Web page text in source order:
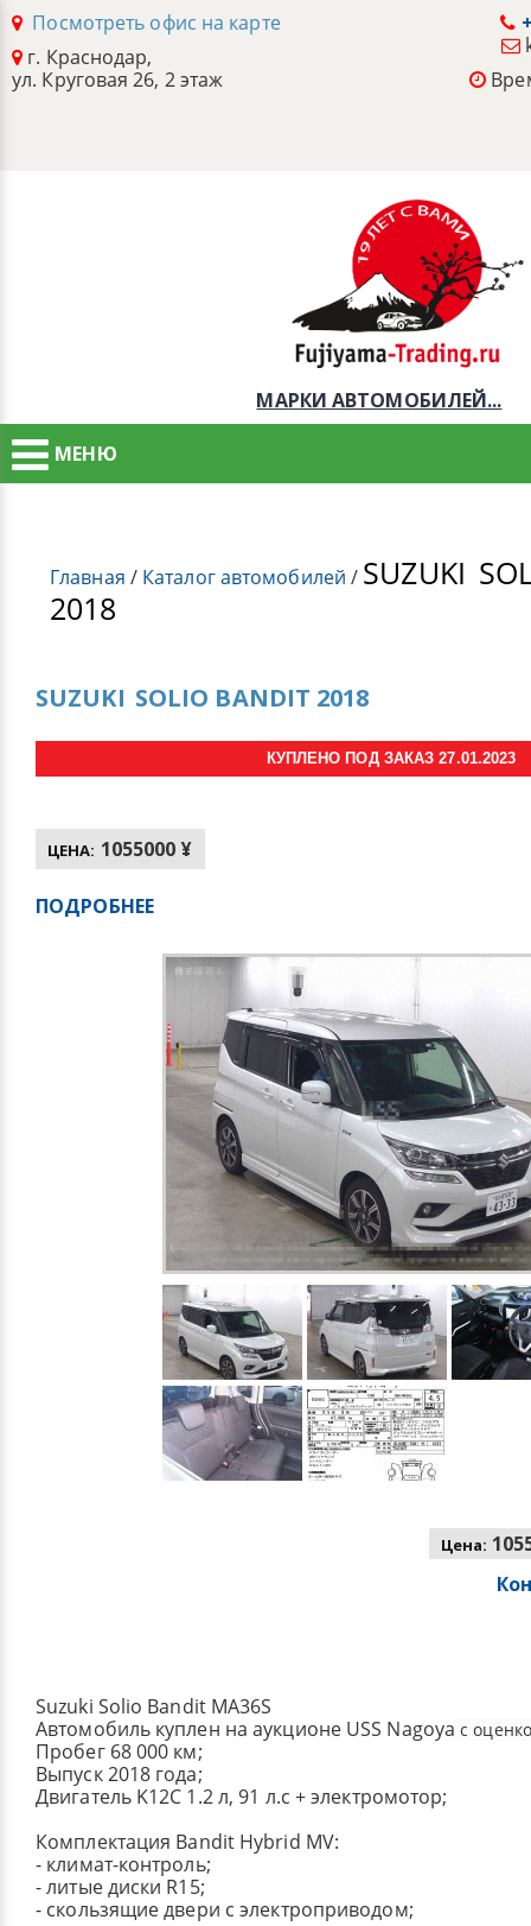
Посмотреть офис на карте
г. Краснодар,
ул. Круговая 26, 2 этаж
МАРКИ АВТОМОБИЛЕЙ...
МЕНЮ
Главная / Каталог автомобилей / SUZUKI
2018
SUZUKI SOLIO BANDIT 2018
КУПЛЕНО ПОД ЗАКАЗ 27.01.2023
ЦЕНА: 1055000 ¥
ПОДРОБНЕЕ
Цена:
Suzuki Solio Bandit MA36S
Автомобиль куплен на аукционе USS Nagoya с
Пробег 68 000 км;
Выпуск 2018 года;
Двигатель K12С 1.2 л, 91 л.с + электромотор;
Комплектация Bandit Hybrid MV:
- климат-контроль;
- литые диски R15;
- скользящие двери с электроприводом;